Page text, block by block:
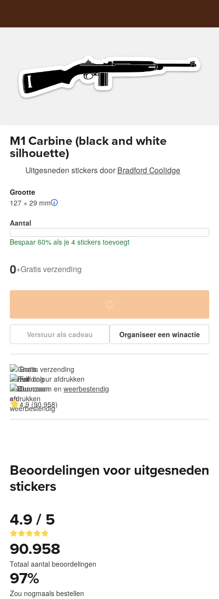
M1 Carbine (black and white
silhouette)
Uitgesneden stickersdoor Bradford Coolidge
Grootte
127 × 29 mm
Aantal
Bespaar 60% als je 4 stickers toevoegt
0+Gratis verzending
Verstuur als cadeau Organiseer een winactie
Gratis verzending
Full colour afdrukken
Duurzaam en weerbestendig
4.9 (90.958)
Beoordelingen voor uitgesneden
stickers
4.9 / 5
90.958
Totaal aantal beoordelingen
97%
Zou nogmaals bestellen